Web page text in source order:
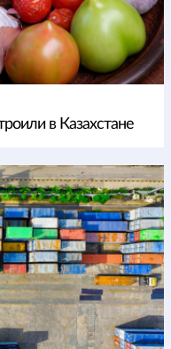
в Казахстане